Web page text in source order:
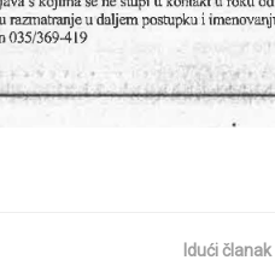
Idući članak